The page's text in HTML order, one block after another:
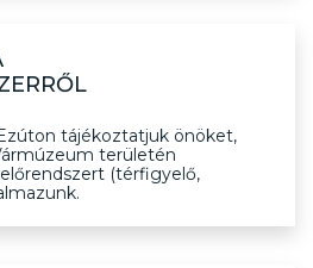
tájékoztatjuk önöket,
területén
(térfigyelő,